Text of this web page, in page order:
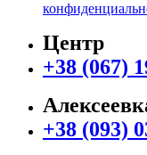
Центр
+38 (067)
+38 (093)